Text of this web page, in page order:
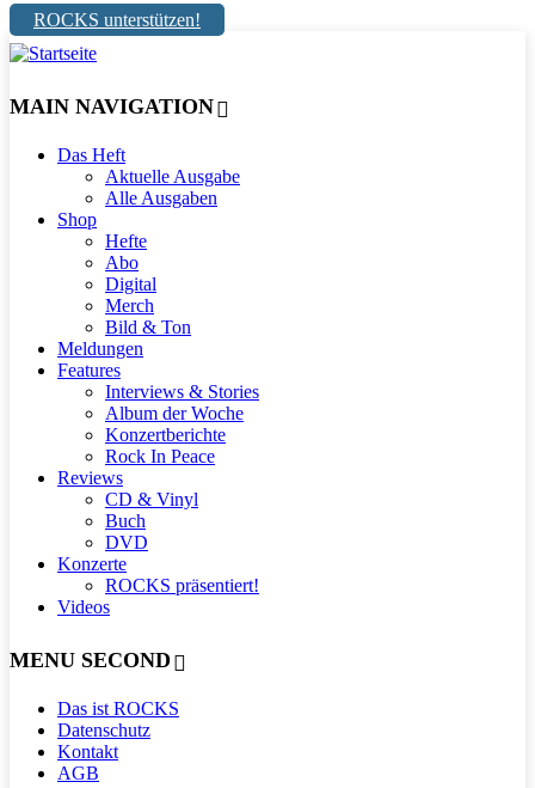
ROCKS unterstützen!
MAIN NAVIGATION
Das Heft
Aktuelle Ausgabe
Alle Ausgaben
Shop
Hefte
Abo
Digital
Merch
Bild & Ton
Meldungen
Features
Interviews & Stories
Album der Woche
Konzertberichte
Rock In Peace
Reviews
CD & Vinyl
Buch
DVD
Konzerte
ROCKS präsentiert!
Videos
MENU SECOND
Das ist ROCKS
Datenschutz
Kontakt
AGB